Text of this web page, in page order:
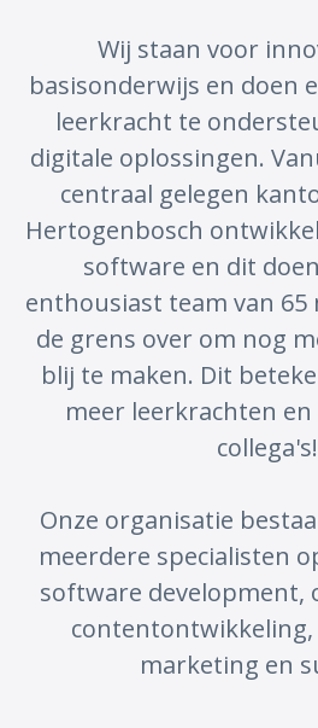
Wij staan voor
basisonderwijs en doen
leerkracht te
digitale oplossingen.
centraal gelegen
Hertogenbosch
software en dit
enthousiast team van 65
de grens over om nog
blij te maken. Dit
meer leerkrachten
collega's!
Onze organisatie
meerdere specialisten
software development,
contentontwikkeling,
marketing en